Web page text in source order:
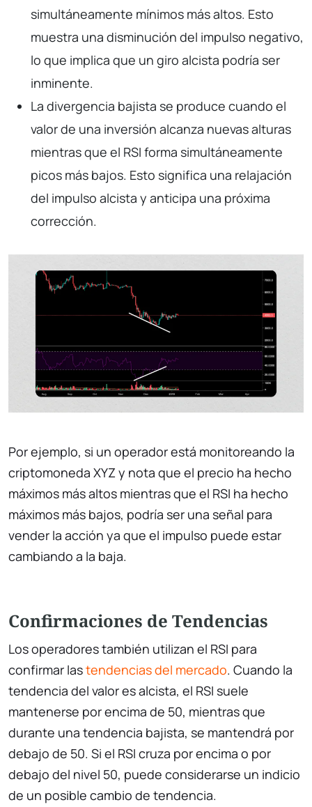
simultáneamente mínimos más altos. Esto
muestra una disminución del impulso negativo,
lo que implica que un giro alcista podría ser
inminente.
La divergencia bajista se produce cuando el
valor de una inversión alcanza nuevas alturas
mientras que el RSI forma simultáneamente
picos más bajos. Esto significa una relajación
del impulso alcista y anticipa una próxima
corrección.
Por ejemplo, si un operador está monitoreando la
criptomoneda XYZ y nota que el precio ha hecho
máximos más altos mientras que el RSI ha hecho
máximos más bajos, podría ser una señal para
vender la acción ya que el impulso puede estar
cambiando a la baja.
Confirmaciones de Tendencias
Los operadores también utilizan el RSI para
confirmar lastendencias del mercado. Cuando la
tendencia del valor es alcista, el RSI suele
mantenerse por encima de 50, mientras que
durante una tendencia bajista, se mantendrá por
debajo de 50. Si el RSI cruza por encima o por
debajo del nivel 50, puede considerarse un indicio
de un posible cambio de tendencia.